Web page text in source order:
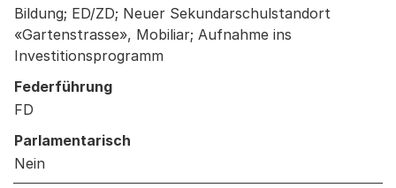
Bildung; ED/ZD; Neuer Sekundarschulstandort
«Gartenstrasse», Mobiliar; Aufnahme ins
Investitionsprogramm
Federführung
FD
Parlamentarisch
Nein